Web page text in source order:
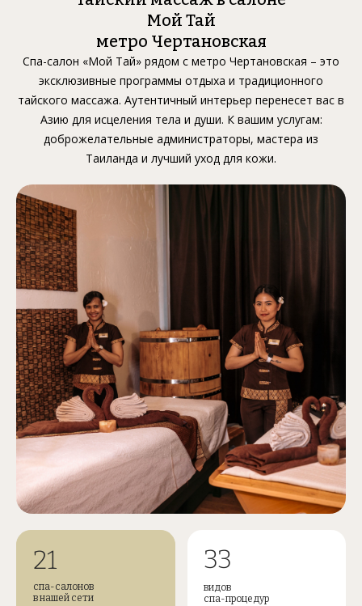
Мой Тай
метро Чертановская
Спа-салон «Мой Тай» рядом с метро Чертановская – это
эксклюзивные программы отдыха и традиционного
тайского массажа. Аутентичный интерьер перенесет вас в
Азию для исцеления тела и души. К вашим услугам:
доброжелательные администраторы, мастера из
Таиланда и лучший уход для кожи.
21
спа-салонов
в нашей сети
33
видов
спа-процедур